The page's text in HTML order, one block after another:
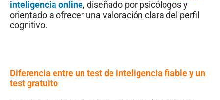
inteligencia online, diseñado por psicólogos y
orientado a ofrecer una valoración clara del perfil
cognitivo.
Diferencia entre un test de inteligencia fiable y un
test gratuito